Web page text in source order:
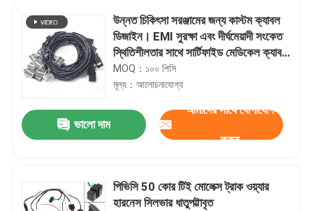
বাড়ি
উন্নত চিকিৎসা সরঞ্জামের জন্য কাস্টম ক্যাবল
ডিজাইন। EMI সুরক্ষা এবং দীর্ঘমেয়াদী সংকেত
স্থিতিশীলতার সাথে সার্টিফাইড মেডিকেল ক্যাবল
প্রস্তুতকারকের নমনীয়, জৈব সামঞ্জস্যপূর্ণ
ক্যাবল।
MOQ：১০০ পিসি
মূল্য：আলোচনাযোগ্য
ভালো দাম
আমাদের সাথে যোগাযোগ
করুন
পিভিসি 50 কোর টিই মোলেক্স ট্রাক ওয়্যার
হারনেস সিলভার ধাতুপট্টাবৃত